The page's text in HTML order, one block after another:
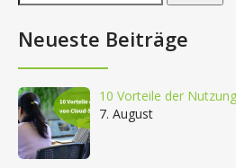
nach:
Neueste Beiträge
10 Vorteile der
7. August